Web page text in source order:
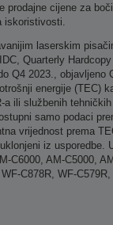
prodajne cijene za
iskoristivosti.
laserskim
Quarterly
Q4 2023., objavljeno
energije (TEC)
a ili službenih
samo podaci
vrijednost prema
iz usporedbe.
C6000, AM-C5000,
C878R, WF-